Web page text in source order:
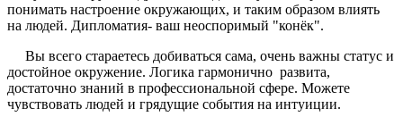
понимать настроение окружающих, и таким образом влиять
на людей. Дипломатия- ваш неоспоримый "конёк".
Вы всего стараетесь добиваться сама, очень важны статус и
достойное окружение. Логика гармонично развита,
достаточно знаний в профессиональной сфере. Можете
чувствовать людей и грядущие события на интуиции.